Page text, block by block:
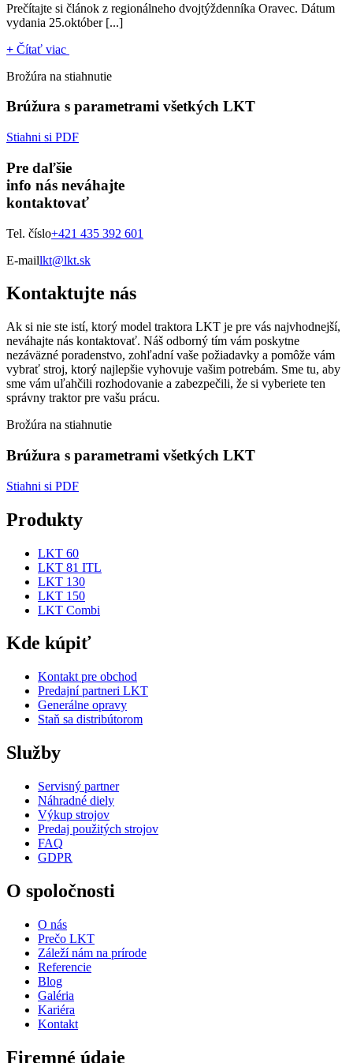
Prečítajte si článok z regionálneho dvojtýždenníka Oravec. Dátum
vydania 25.október [...]
+ Čítať viac
Brožúra na stiahnutie
Brúžura s parametrami všetkých LKT
Stiahni si PDF
Pre daľšie
info nás neváhajte
kontaktovať
Tel. číslo+421 435 392 601
E-maillkt@lkt.sk
Kontaktujte nás
Ak si nie ste istí, ktorý model traktora LKT je pre vás najvhodnejší,
neváhajte nás kontaktovať. Náš odborný tím vám poskytne
nezáväzné poradenstvo, zohľadní vaše požiadavky a pomôže vám
vybrať stroj, ktorý najlepšie vyhovuje vašim potrebám. Sme tu, aby
sme vám uľahčili rozhodovanie a zabezpečili, že si vyberiete ten
správny traktor pre vašu prácu.
Brožúra na stiahnutie
Brúžura s parametrami všetkých LKT
Stiahni si PDF
Produkty
LKT 60
LKT 81 ITL
LKT 130
LKT 150
LKT Combi
Kde kúpiť
Kontakt pre obchod
Predajní partneri LKT
Generálne opravy
Staň sa distribútorom
Služby
Servisný partner
Náhradné diely
Výkup strojov
Predaj použitých strojov
FAQ
GDPR
O spoločnosti
O nás
Prečo LKT
Záleží nám na prírode
Referencie
Blog
Galéria
Kariéra
Kontakt
Firemné údaje